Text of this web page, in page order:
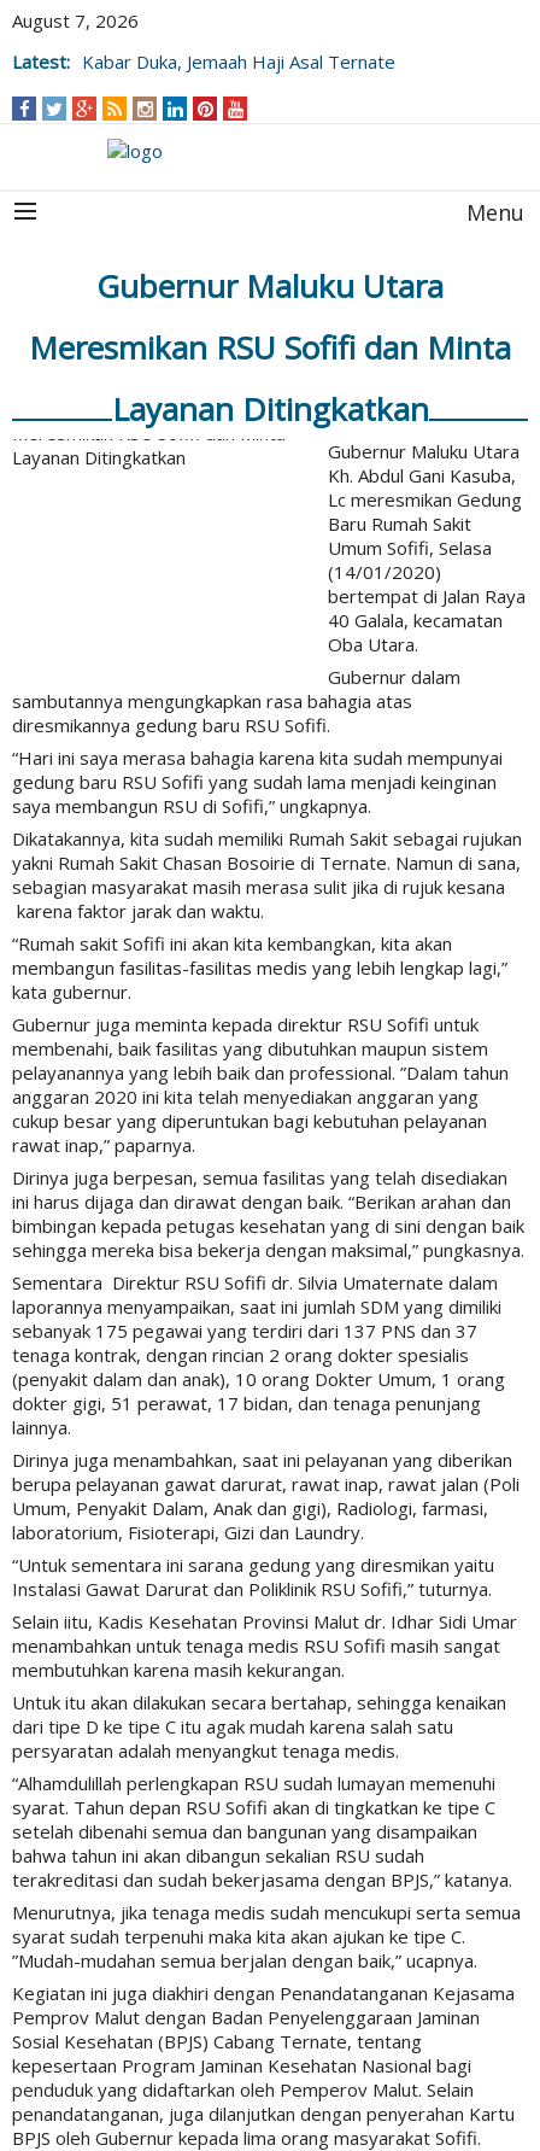
August 7, 2026
Latest: Kabar Duka, Jemaah Haji Asal Ternate
Menu
Gubernur Maluku Utara
Meresmikan RSU Sofifi dan Minta
Layanan Ditingkatkan
Gubernur Maluku Utara
Kh. Abdul Gani Kasuba,
Lc meresmikan Gedung
Baru Rumah Sakit
Umum Sofifi, Selasa
(14/01/2020)
bertempat di Jalan Raya
40 Galala, kecamatan
Oba Utara.
Gubernur dalam
sambutannya mengungkapkan rasa bahagia atas
diresmikannya gedung baru RSU Sofifi.
“Hari ini saya merasa bahagia karena kita sudah mempunyai
gedung baru RSU Sofifi yang sudah lama menjadi keinginan
saya membangun RSU di Sofifi,” ungkapnya.
Dikatakannya, kita sudah memiliki Rumah Sakit sebagai rujukan
yakni Rumah Sakit Chasan Bosoirie di Ternate. Namun di sana,
sebagian masyarakat masih merasa sulit jika di rujuk kesana
karena faktor jarak dan waktu.
“Rumah sakit Sofifi ini akan kita kembangkan, kita akan
membangun fasilitas-fasilitas medis yang lebih lengkap lagi,”
kata gubernur.
Gubernur juga meminta kepada direktur RSU Sofifi untuk
membenahi, baik fasilitas yang dibutuhkan maupun sistem
pelayanannya yang lebih baik dan professional. ”Dalam tahun
anggaran 2020 ini kita telah menyediakan anggaran yang
cukup besar yang diperuntukan bagi kebutuhan pelayanan
rawat inap,” paparnya.
Dirinya juga berpesan, semua fasilitas yang telah disediakan
ini harus dijaga dan dirawat dengan baik. “Berikan arahan dan
bimbingan kepada petugas kesehatan yang di sini dengan baik
sehingga mereka bisa bekerja dengan maksimal,” pungkasnya.
Sementara Direktur RSU Sofifi dr. Silvia Umaternate dalam
laporannya menyampaikan, saat ini jumlah SDM yang dimiliki
sebanyak 175 pegawai yang terdiri dari 137 PNS dan 37
tenaga kontrak, dengan rincian 2 orang dokter spesialis
(penyakit dalam dan anak), 10 orang Dokter Umum, 1 orang
dokter gigi, 51 perawat, 17 bidan, dan tenaga penunjang
lainnya.
Dirinya juga menambahkan, saat ini pelayanan yang diberikan
berupa pelayanan gawat darurat, rawat inap, rawat jalan (Poli
Umum, Penyakit Dalam, Anak dan gigi), Radiologi, farmasi,
laboratorium, Fisioterapi, Gizi dan Laundry.
“Untuk sementara ini sarana gedung yang diresmikan yaitu
Instalasi Gawat Darurat dan Poliklinik RSU Sofifi,” tuturnya.
Selain iitu, Kadis Kesehatan Provinsi Malut dr. Idhar Sidi Umar
menambahkan untuk tenaga medis RSU Sofifi masih sangat
membutuhkan karena masih kekurangan.
Untuk itu akan dilakukan secara bertahap, sehingga kenaikan
dari tipe D ke tipe C itu agak mudah karena salah satu
persyaratan adalah menyangkut tenaga medis.
“Alhamdulillah perlengkapan RSU sudah lumayan memenuhi
syarat. Tahun depan RSU Sofifi akan di tingkatkan ke tipe C
setelah dibenahi semua dan bangunan yang disampaikan
bahwa tahun ini akan dibangun sekalian RSU sudah
terakreditasi dan sudah bekerjasama dengan BPJS,” katanya.
Menurutnya, jika tenaga medis sudah mencukupi serta semua
syarat sudah terpenuhi maka kita akan ajukan ke tipe C.
”Mudah-mudahan semua berjalan dengan baik,” ucapnya.
Kegiatan ini juga diakhiri dengan Penandatanganan Kejasama
Pemprov Malut dengan Badan Penyelenggaraan Jaminan
Sosial Kesehatan (BPJS) Cabang Ternate, tentang
kepesertaan Program Jaminan Kesehatan Nasional bagi
penduduk yang didaftarkan oleh Pemperov Malut. Selain
penandatanganan, juga dilanjutkan dengan penyerahan Kartu
BPJS oleh Gubernur kepada lima orang masyarakat Sofifi.